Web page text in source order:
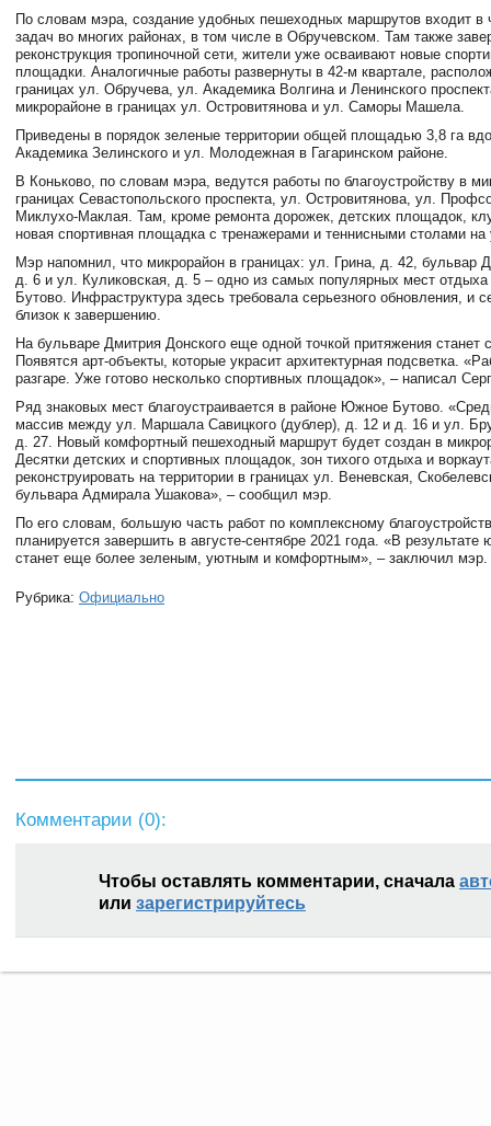
По словам мэра, создание удобных пешеходных маршрутов входит в
задач во многих районах, в том числе в Обручевском. Там также
реконструкция тропиночной сети, жители уже осваивают новые
площадки. Аналогичные работы развернуты в 42-м квартале,
границах ул. Обручева, ул. Академика Волгина и Ленинского
микрорайоне в границах ул. Островитянова и ул. Саморы Машела.
Приведены в порядок зеленые территории общей площадью 3,8 га
Академика Зелинского и ул. Молодежная в Гагаринском районе.
В Коньково, по словам мэра, ведутся работы по благоустройству в
границах Севастопольского проспекта, ул. Островитянова, ул.
Миклухо-Маклая. Там, кроме ремонта дорожек, детских площадок,
новая спортивная площадка с тренажерами и теннисными столами на
Мэр напомнил, что микрорайон в границах: ул. Грина, д. 42, бульвар
д. 6 и ул. Куликовская, д. 5 – одно из самых популярных мест отдыха
Бутово. Инфраструктура здесь требовала серьезного обновления, и
близок к завершению.
На бульваре Дмитрия Донского еще одной точкой притяжения станет
Появятся арт-объекты, которые украсит архитектурная подсветка.
разгаре. Уже готово несколько спортивных площадок», – написал
Ряд знаковых мест благоустраивается в районе Южное Бутово.
массив между ул. Маршала Савицкого (дублер), д. 12 и д. 16 и ул.
д. 27. Новый комфортный пешеходный маршрут будет создан в
Десятки детских и спортивных площадок, зон тихого отдыха и
реконструировать на территории в границах ул. Веневская,
бульвара Адмирала Ушакова», – сообщил мэр.
По его словам, большую часть работ по комплексному
планируется завершить в августе-сентябре 2021 года. «В результате
станет еще более зеленым, уютным и комфортным», – заключил мэр.
Рубрика: Официально
Комментарии (0):
Чтобы оставлять комментарии, сначала
или зарегистрируйтесь